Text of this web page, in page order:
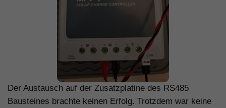
Der Austausch auf der Zusatzplatine des RS485
Bausteines brachte keinen Erfolg. Trotzdem war keine